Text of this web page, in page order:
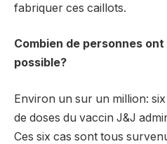
fabriquer ces caillots.
Combien de personnes
possible?
Environ un sur un million:
de doses du vaccin J&J
Ces six cas sont tous